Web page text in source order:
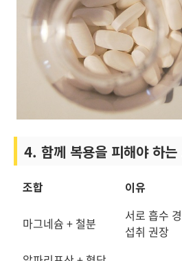
4. 함께 복용을 피해야 하는
조합 이유
마그네슘 + 철분
서로 흡수
섭취 권장